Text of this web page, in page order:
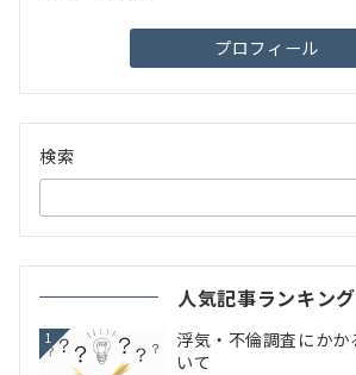
プロフィール
検索
人気記事ランキング
1
浮気・不倫調査にか
いて